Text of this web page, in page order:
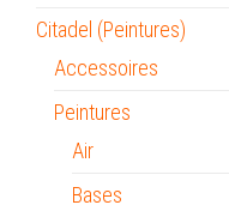
Citadel (Peintures)
Accessoires
Peintures
Air
Bases